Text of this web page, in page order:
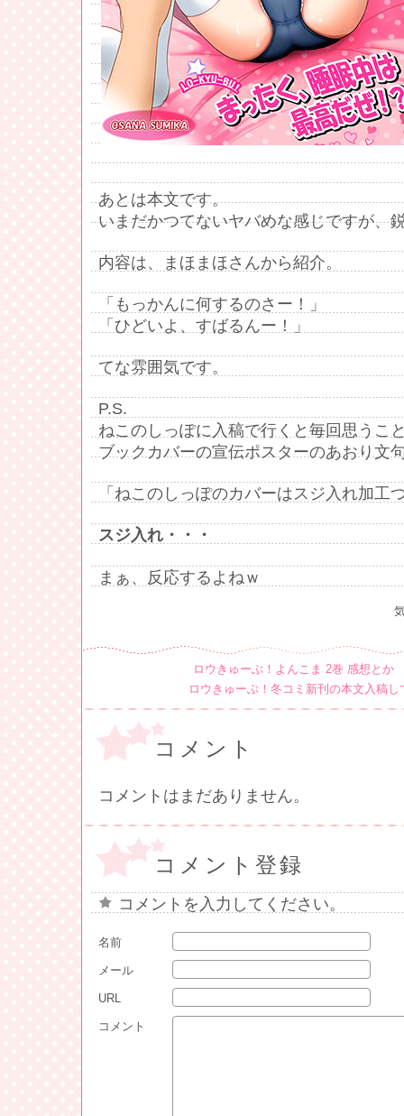
あとは本文です。
いまだかつてないヤバめな感じですが、
内容は、まほまほさんから紹介。
「もっかんに何するのさー！」
「ひどいよ、すばるんー！」
てな雰囲気です。
P.S.
ねこのしっぽに入稿で行くと毎回思うこ
ブックカバーの宣伝ポスターのあおり文
「ねこのしっぽのカバーはスジ入れ加工
スジ入れ・・・
まぁ、反応するよねｗ
ロウきゅーぶ！よんこま 2巻 感想とか
ロウきゅーぶ！冬コミ新刊の本文入稿し
コメント
コメントはまだありません。
コメント登録
コメントを入力してください。
名前
メール
URL
コメント